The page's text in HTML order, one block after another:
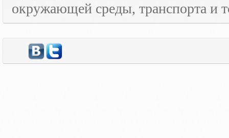
окружающей среды, транспорта и